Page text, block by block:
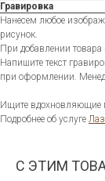
Гравировка
Нанесем любое
рисунок.
При добавлении
Напишите текст
при оформлении.
Ищите вдохновляющие
Подробнее об услуге
С ЭТИМ